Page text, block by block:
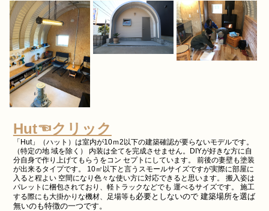
Hut☜クリック
「Hut」（ハット）は室内が10ｍ2以下の建築確認が要らないモデルです。
（特定の地 域を除く） 内装は全てを完成させません。DIYが好きな方に自
分自身で作り上げてもらうをコン セプトにしています。 前後の妻壁も塗装
が出来るタイプです。 10㎡以下と言うスモールサイズですが実際に部屋に
入ると程よい 空間になり色々な使い方に対応できると思います。 搬入姿は
パレットに梱包されており、軽トラックなどでも 運べるサイズです。 施工
する際にも大掛かりな機材、足場等も 必要としないので 建築場所を選ば
無いのも特徴の一つです。